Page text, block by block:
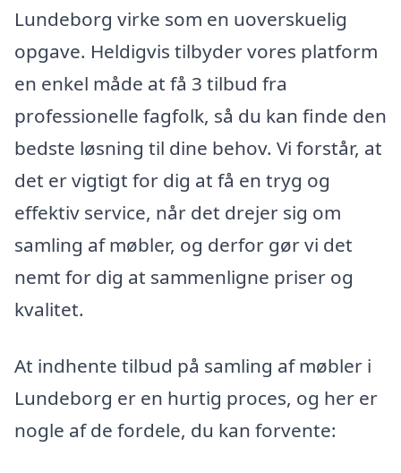
Lundeborg virke som en uoverskuelig
opgave. Heldigvis tilbyder vores platform
en enkel måde at få 3 tilbud fra
professionelle fagfolk, så du kan finde den
bedste løsning til dine behov. Vi forstår, at
det er vigtigt for dig at få en tryg og
effektiv service, når det drejer sig om
samling af møbler, og derfor gør vi det
nemt for dig at sammenligne priser og
kvalitet.
At indhente tilbud på samling af møbler i
Lundeborg er en hurtig proces, og her er
nogle af de fordele, du kan forvente: